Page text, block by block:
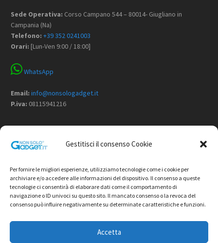
Gestitisci il consenso Cookie
Per fornire le migliori esperienze, utilizziamo tecnologie come i cookie per
archiviare e/o accedere alle informazioni del dispositivo. Il consenso a queste
tecnologie ci consentirà di elaborare dati come il comportamento di
navigazione o ID univoci su questo sito. Il mancato consenso o la revoca del
consenso può influire negativamente su determinate caratteristiche e funzioni.
Accetta
Sede Operativa: Corso Campano 544 – 80014- Giugliano in
Campania (Na)
Telefono: +39 352 0241003
Orari: [Lun-Ven 9:00 / 18:00]
WhatsApp
Email: info@nonsologadget.it
P.iva: 08115941216
Menù
Home
Non Solo Gadget
Shop
Contatti